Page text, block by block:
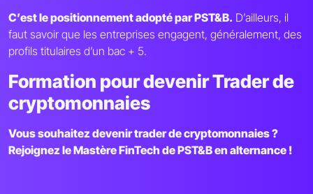
C’est le positionnement adopté par PST&B. D’ailleurs, il
faut savoir que les entreprises engagent, généralement, des
profils titulaires d’un bac + 5.
Formation pour devenir Trader de
cryptomonnaies
Vous souhaitez devenir trader de cryptomonnaies ?
Rejoignez le Mastère FinTech de PST&B en alternance !